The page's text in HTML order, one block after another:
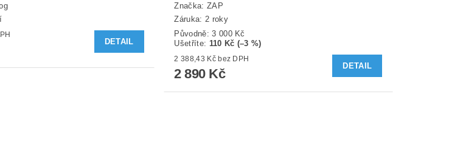
DPH
DETAIL
Značka: ZAP
Záruka: 2 roky
Původně:3 000 Kč
Ušetříte: 110 Kč (–3 %)
2 388,43 Kč bez DPH
2 890 Kč
DETAIL